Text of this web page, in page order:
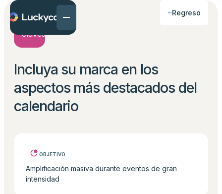
Regreso
Incluya su marca en los
aspectos más destacados del
calendario
OBJETIVO
Amplificación masiva durante eventos de gran
intensidad